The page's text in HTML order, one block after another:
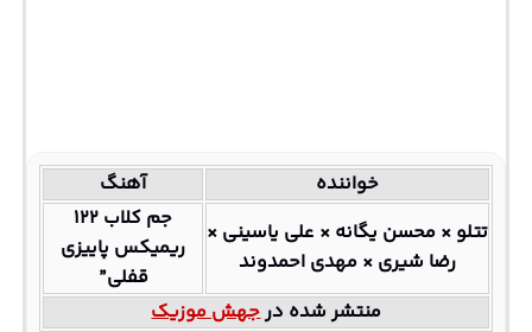
خواننده
آهنگ
تتلو × محسن یگانه × علی یاسینی ×
رضا شیری × مهدی احمدوند
جم کلاب ۱۲۲
ریمیکس پاییزی
قفلی”
منتشر شده درجهش موزیک